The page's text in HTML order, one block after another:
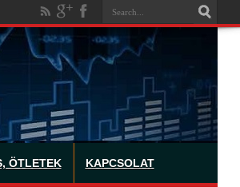
ÖTLETEK KAPCSOLAT